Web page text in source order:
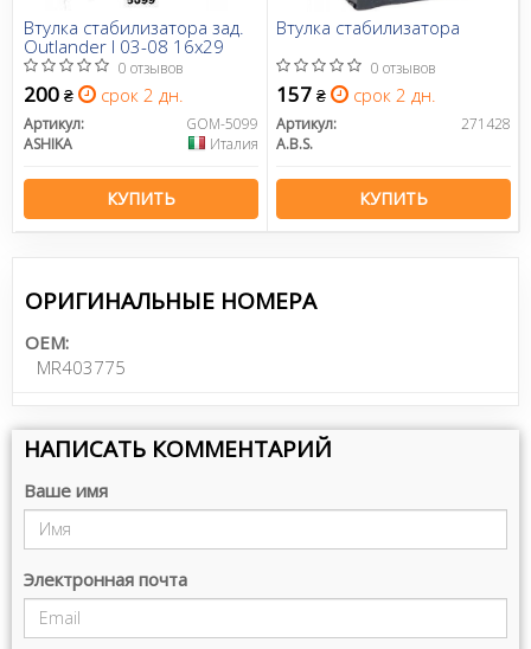
Втулка стабилизатора зад.
Outlander I 03-08 16х29
0 отзывов
200 ₴ срок 2 дн.
Артикул:
GOM-5099
ASHIKA
Италия
КУПИТЬ
Втулка стабилизатора
0 отзывов
157 ₴ срок 2 дн.
Артикул:
271428
A.B.S.
КУПИТЬ
ОРИГИНАЛЬНЫЕ НОМЕРА
OEM:
MR403775
НАПИСАТЬ КОММЕНТАРИЙ
Ваше имя
Электронная почта